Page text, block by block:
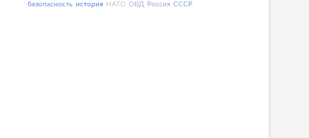
безопасность история НАТО ОВД Россия СССР